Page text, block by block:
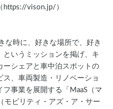
https://vison.jp/）
な時に、好きな場所で、好き
というミッションを掲げ、キ
ーシェアと車中泊スポットの
、車両製造・リノベーショ
事業を展開する「MaaS（マ
モビリティ・アズ・ア・サー